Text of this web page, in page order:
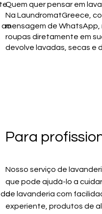
ao
Quem quer pensar em
Na LaundromatGreece,
mensagem de
roupas diretamente em
devolve lavadas, secas e
Para
Nosso serviço de
que pode ajudá-lo a
de lavanderia com
experiente, produtos de